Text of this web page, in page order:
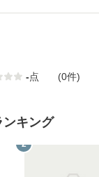
-点 (0件)
ンキング
2